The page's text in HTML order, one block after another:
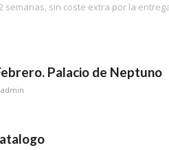
semanas, sin coste extra por la
Palacio de Neptuno
admin